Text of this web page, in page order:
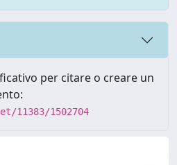
per citare o creare un
11383/1502704